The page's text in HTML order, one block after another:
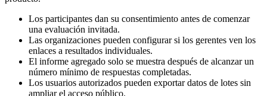
Los participantes dan su consentimiento antes de comenzar
una evaluación invitada.
Las organizaciones pueden configurar si los gerentes ven los
enlaces a resultados individuales.
El informe agregado solo se muestra después de alcanzar un
número mínimo de respuestas completadas.
Los usuarios autorizados pueden exportar datos de lotes sin
ampliar el acceso público.